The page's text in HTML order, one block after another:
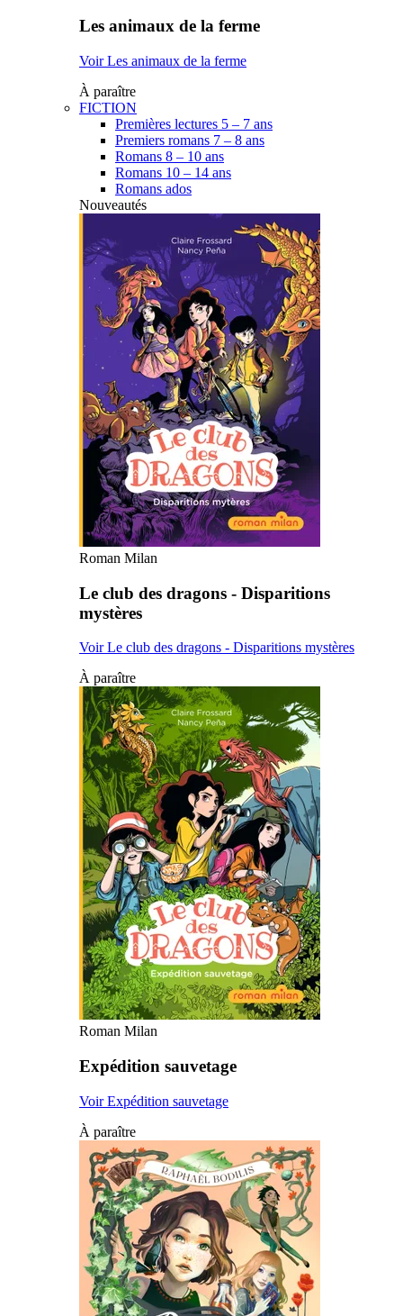
Les animaux de la ferme
Voir Les animaux de la ferme
À paraître
FICTION
Premières lectures 5 – 7 ans
Premiers romans 7 – 8 ans
Romans 8 – 10 ans
Romans 10 – 14 ans
Romans ados
Nouveautés
Roman Milan
Le club des dragons - Disparitions
mystères
Voir Le club des dragons - Disparitions mystères
À paraître
Roman Milan
Expédition sauvetage
Voir Expédition sauvetage
À paraître